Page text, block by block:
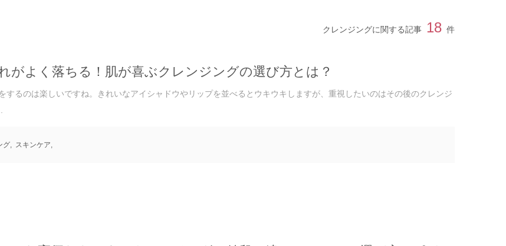
クレンジングに関する記事 18 件
がよく落ちる！肌が喜ぶクレンジングの選び方とは？
するのは楽しいですね。きれいなアイシャドウやリップを並べるとウキウキしますが、重視したいのはその後のクレンジ
グ, スキンケア,